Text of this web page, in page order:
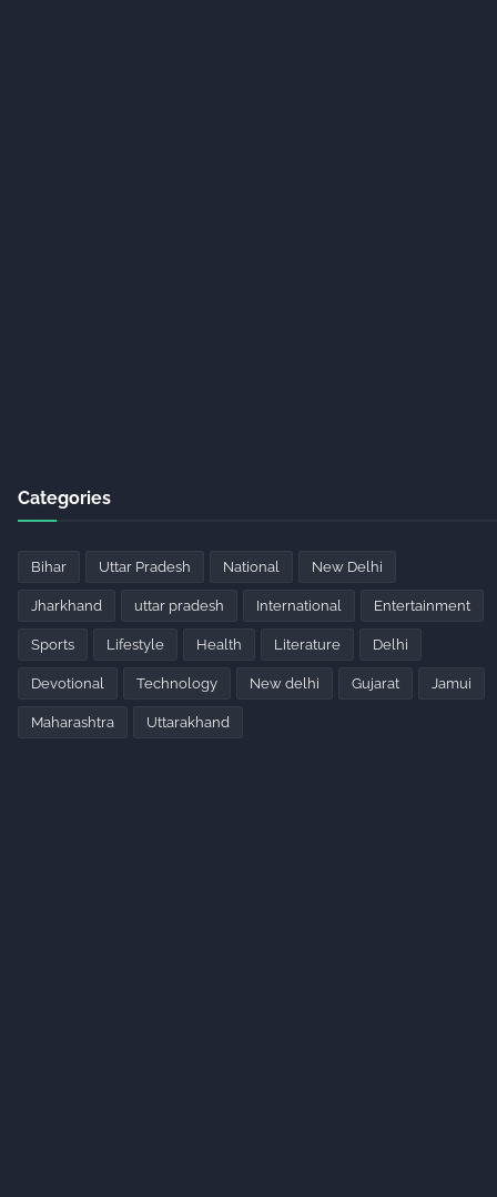
Categories
Bihar Uttar Pradesh National New Delhi
Jharkhand uttar pradesh International Entertainment
Sports Lifestyle Health Literature Delhi
Devotional Technology New delhi Gujarat Jamui
Maharashtra Uttarakhand